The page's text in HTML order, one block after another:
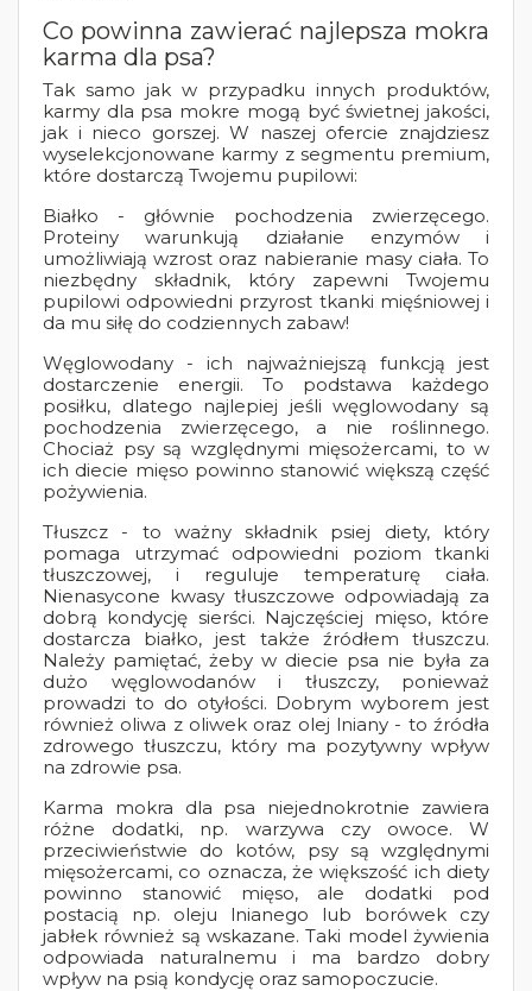
Co powinna zawierać najlepsza mokra
karma dla psa?
Tak samo jak w przypadku innych produktów,
karmy dla psa mokre mogą być świetnej jakości,
jak i nieco gorszej. W naszej ofercie znajdziesz
wyselekcjonowane karmy z segmentu premium,
które dostarczą Twojemu pupilowi:
Białko - głównie pochodzenia zwierzęcego.
Proteiny warunkują działanie enzymów i
umożliwiają wzrost oraz nabieranie masy ciała. To
niezbędny składnik, który zapewni Twojemu
pupilowi odpowiedni przyrost tkanki mięśniowej i
da mu siłę do codziennych zabaw!
Węglowodany - ich najważniejszą funkcją jest
dostarczenie energii. To podstawa każdego
posiłku, dlatego najlepiej jeśli węglowodany są
pochodzenia zwierzęcego, a nie roślinnego.
Chociaż psy są względnymi mięsożercami, to w
ich diecie mięso powinno stanowić większą część
pożywienia.
Tłuszcz - to ważny składnik psiej diety, który
pomaga utrzymać odpowiedni poziom tkanki
tłuszczowej, i reguluje temperaturę ciała.
Nienasycone kwasy tłuszczowe odpowiadają za
dobrą kondycję sierści. Najczęściej mięso, które
dostarcza białko, jest także źródłem tłuszczu.
Należy pamiętać, żeby w diecie psa nie była za
dużo węglowodanów i tłuszczy, ponieważ
prowadzi to do otyłości. Dobrym wyborem jest
również oliwa z oliwek oraz olej lniany - to źródła
zdrowego tłuszczu, który ma pozytywny wpływ
na zdrowie psa.
Karma mokra dla psa niejednokrotnie zawiera
różne dodatki, np. warzywa czy owoce. W
przeciwieństwie do kotów, psy są względnymi
mięsożercami, co oznacza, że większość ich diety
powinno stanowić mięso, ale dodatki pod
postacią np. oleju lnianego lub borówek czy
jabłek również są wskazane. Taki model żywienia
odpowiada naturalnemu i ma bardzo dobry
wpływ na psią kondycję oraz samopoczucie.